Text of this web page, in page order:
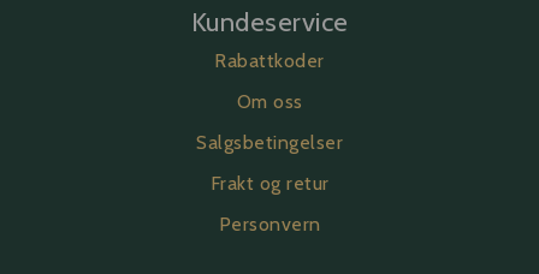
Kundeservice
Rabattkoder
Om oss
Salgsbetingelser
Frakt og retur
Personvern